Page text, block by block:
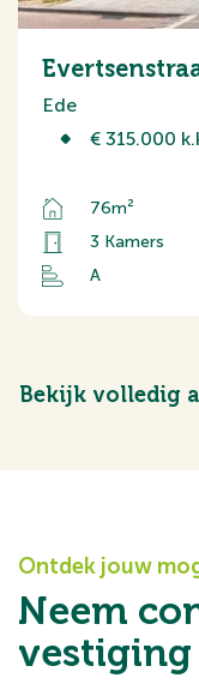
Ede
€ 315.000
76m²
3 Kamers
A
Bekijk volledig
Ontdek jouw
Neem
vestiging